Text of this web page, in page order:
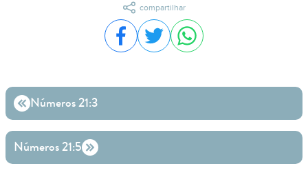
compartilhar
Compartilhar no Facebook
Compartilhar no Twitter
Compartilhar no
Números 21:3
Números 21:5